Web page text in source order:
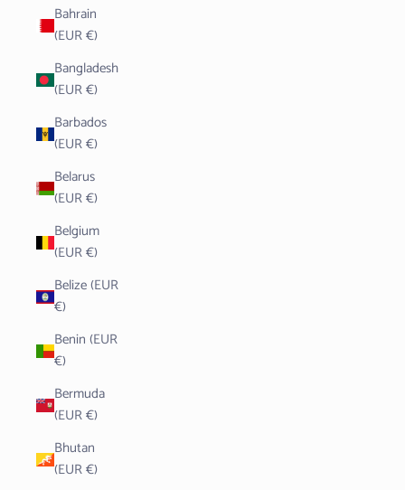
Bahrain
(EUR €)
Bangladesh
(EUR €)
Barbados
(EUR €)
Belarus
(EUR €)
Belgium
(EUR €)
Belize (EUR
€)
Benin (EUR
€)
Bermuda
(EUR €)
Bhutan
(EUR €)